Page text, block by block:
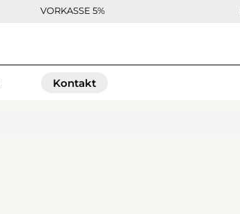
VORKASSE 5%
Kontakt